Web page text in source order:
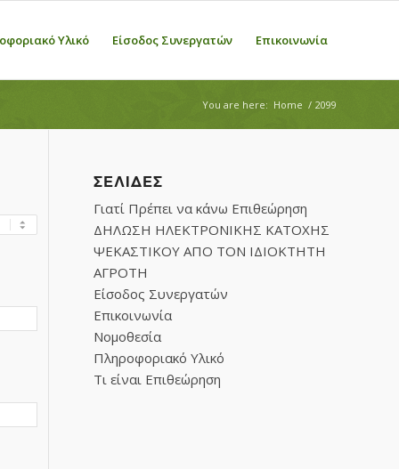
Υλικό Είσοδος Συνεργατών Επικοινωνία
You are here: Home / 2099
ΣΕΛΊΔΕΣ
Γιατί Πρέπει να κάνω Επιθεώρηση
ΔΗΛΩΣΗ ΗΛΕΚΤΡΟΝΙΚΗΣ ΚΑΤΟΧΗΣ
ΨΕΚΑΣΤΙΚΟΥ ΑΠΟ ΤΟΝ ΙΔΙΟΚΤΗΤΗ
ΑΓΡΟΤΗ
Είσοδος Συνεργατών
Επικοινωνία
Νομοθεσία
Πληροφοριακό Υλικό
Τι είναι Επιθεώρηση